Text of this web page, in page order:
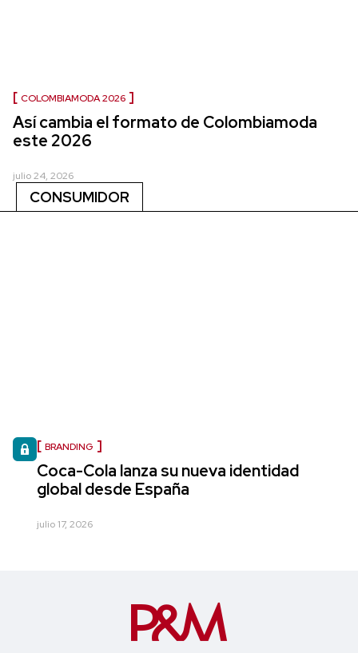
COLOMBIAMODA 2026
Así cambia el formato de Colombiamoda
este 2026
julio 24, 2026
CONSUMIDOR
BRANDING
Coca-Cola lanza su nueva identidad
global desde España
julio 17, 2026